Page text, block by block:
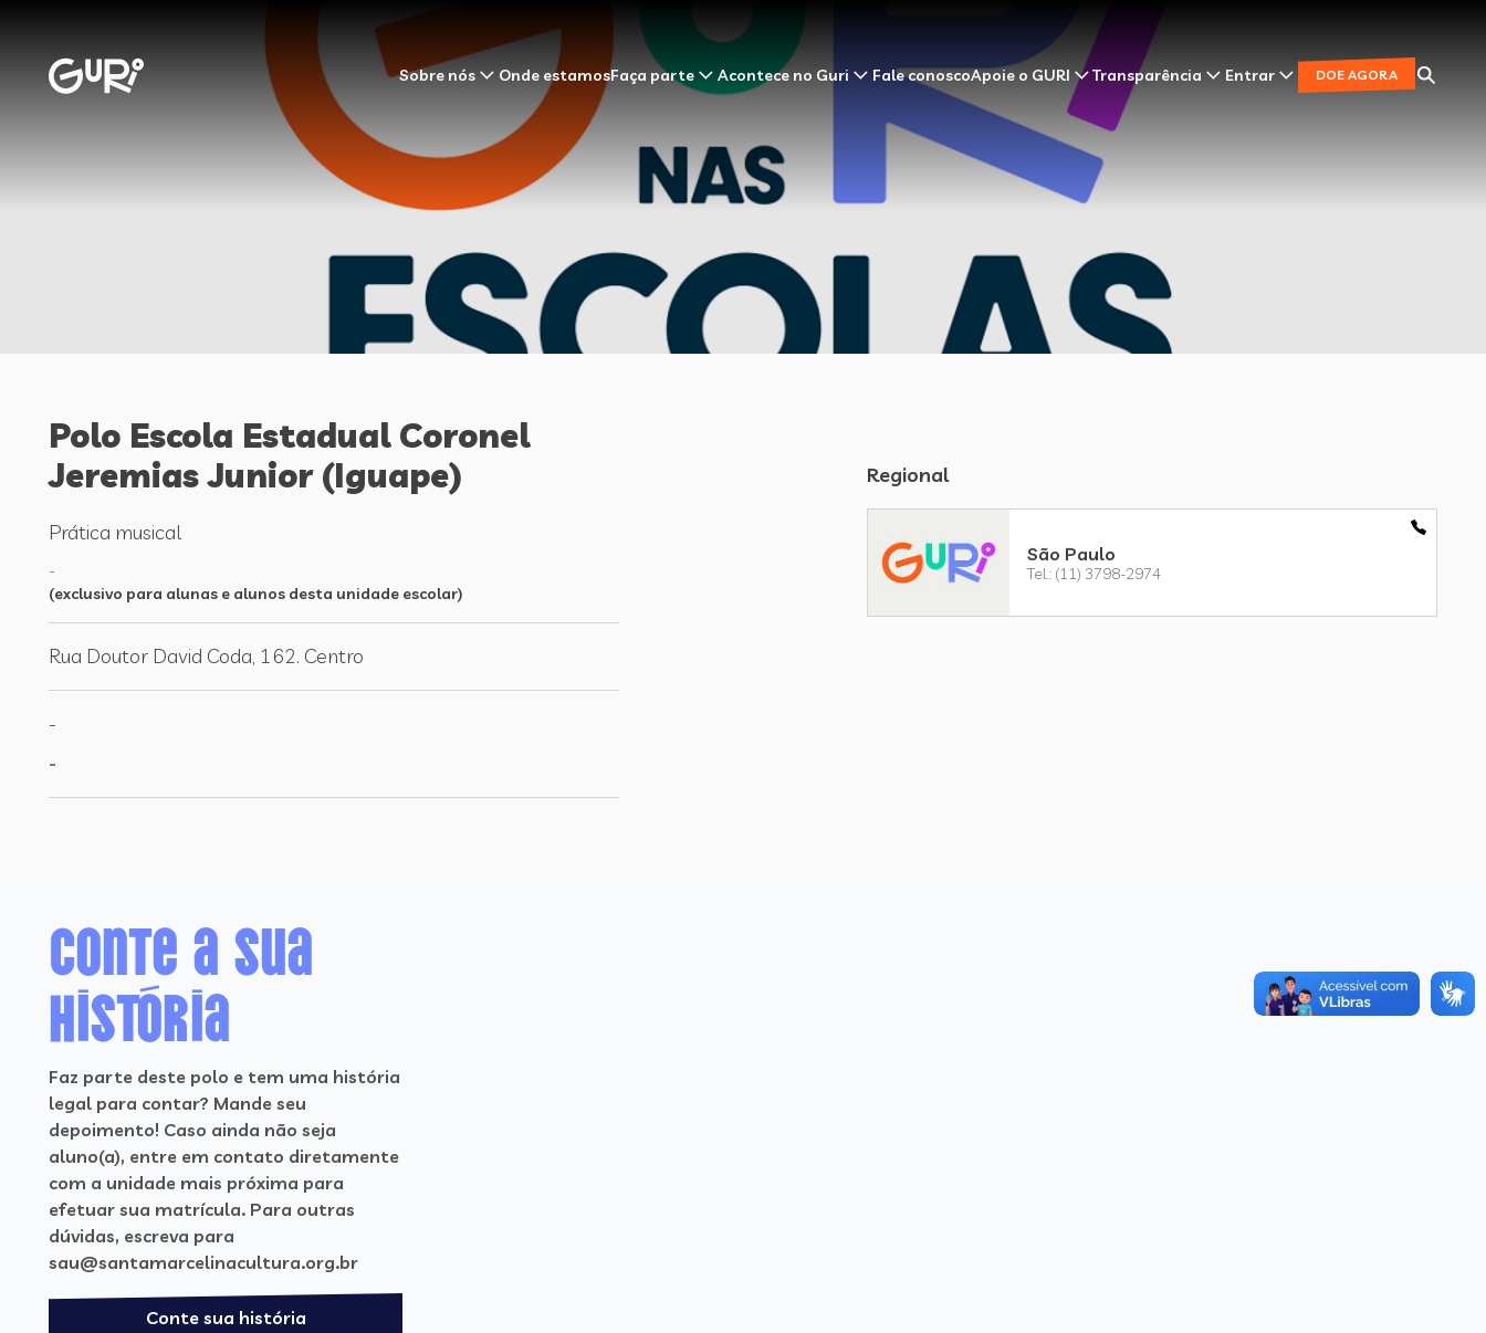
Sobre nós Onde estamosFaça parte Acontece no Guri Fale conoscoApoie o GURI Transparência Entrar DOE AGORA
Polo Escola Estadual Coronel
Jeremias Junior (Iguape)
Prática musical
-
(exclusivo para alunas e alunos desta unidade escolar)
Rua Doutor David Coda, 162. Centro
-
-
Regional
São Paulo
Tel.: (11) 3798-2974
Conte a sua
história
Faz parte deste polo e tem uma história
legal para contar? Mande seu
depoimento! Caso ainda não seja
aluno(a), entre em contato diretamente
com a unidade mais próxima para
efetuar sua matrícula. Para outras
dúvidas, escreva para
sau@santamarcelinacultura.org.br
Conte sua história